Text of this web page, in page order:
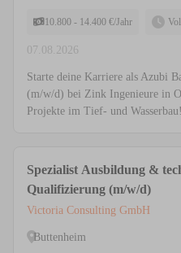
10.800 - 14.400 €/Jahr
07.08.2026
Starte deine Karriere als Azubi
(m/w/d) bei Zink Ingenieure in
Projekte im Tief- und Wasserbau!
Spezialist Ausbildung &
Qualifizierung (m/w/d)
Victoria Consulting GmbH
Buttenheim